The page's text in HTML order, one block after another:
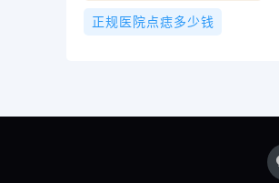
正规医院点痣多少钱